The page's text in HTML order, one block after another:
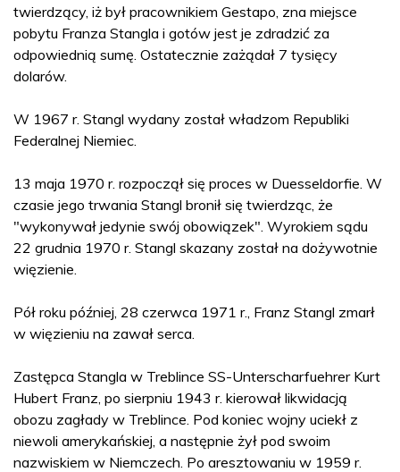
twierdzący, iż był pracownikiem Gestapo, zna miejsce
pobytu Franza Stangla i gotów jest je zdradzić za
odpowiednią sumę. Ostatecznie zażądał 7 tysięcy
dolarów.
W 1967 r. Stangl wydany został władzom Republiki
Federalnej Niemiec.
13 maja 1970 r. rozpoczął się proces w Duesseldorfie. W
czasie jego trwania Stangl bronił się twierdząc, że
"wykonywał jedynie swój obowiązek". Wyrokiem sądu
22 grudnia 1970 r. Stangl skazany został na dożywotnie
więzienie.
Pół roku później, 28 czerwca 1971 r., Franz Stangl zmarł
w więzieniu na zawał serca.
Zastępca Stangla w Treblince SS-Unterscharfuehrer Kurt
Hubert Franz, po sierpniu 1943 r. kierował likwidacją
obozu zagłady w Treblince. Pod koniec wojny uciekł z
niewoli amerykańskiej, a następnie żył pod swoim
nazwiskiem w Niemczech. Po aresztowaniu w 1959 r.